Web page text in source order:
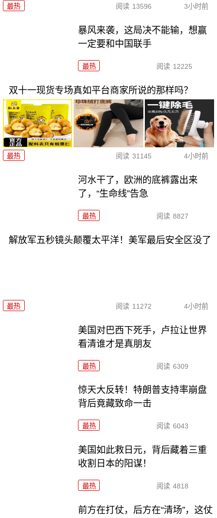
最热 阅读 13596 3小时前
暴风来袭，这局决不能输，想赢
一定要和中国联手
最热 阅读 12225
双十一现货专场真如平台商家所说的那样吗？
最热 阅读 31145 4小时前
河水干了，欧洲的底裤露出来
了，“生命线”告急
最热 阅读 8827
解放军五秒镜头颠覆太平洋！美军最后安全区没了
最热 阅读 11272 4小时前
美国对巴西下死手，卢拉让世界
看清谁才是真朋友
最热 阅读 6309
惊天大反转！特朗普支持率崩盘
背后竟藏致命一击
最热 阅读 6043
美国如此救日元，背后藏着三重
收割日本的阳谋！
最热 阅读 4818
前方在打仗，后方在“清场”，这仗